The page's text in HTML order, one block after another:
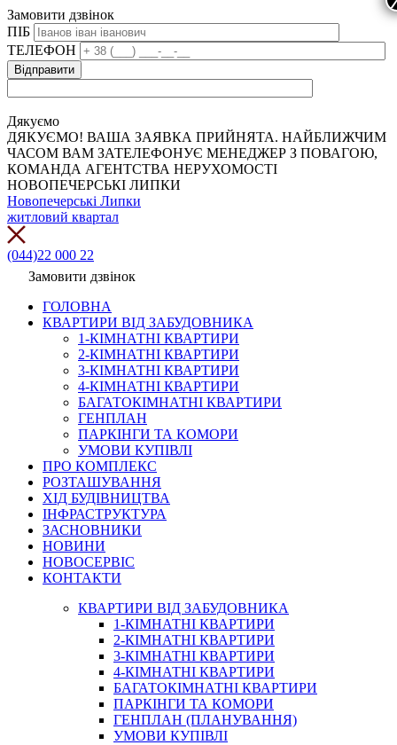
Замовити дзвінок
ПІБ
ТЕЛЕФОН
Дякуємо
ДЯКУЄМО! ВАША ЗАЯВКА ПРИЙНЯТА. НАЙБЛИЖЧИМ
ЧАСОМ ВАМ ЗАТЕЛЕФОНУЄ МЕНЕДЖЕР З ПОВАГОЮ,
КОМАНДА АГЕНТСТВА НЕРУХОМОСТІ
НОВОПЕЧЕРСЬКІ ЛИПКИ
Новопечерські Липки
житловий квартал
(044)22 000 22
Замовити дзвінок
ГОЛОВНА
КВАРТИРИ ВІД ЗАБУДОВНИКА
1-КІМНАТНІ КВАРТИРИ
2-КІМНАТНІ КВАРТИРИ
3-КІМНАТНІ КВАРТИРИ
4-КІМНАТНІ КВАРТИРИ
БАГАТОКІМНАТНІ КВАРТИРИ
ГЕНПЛАН
ПАРКІНГИ ТА КОМОРИ
УМОВИ КУПІВЛІ
ПРО КОМПЛЕКС
РОЗТАШУВАННЯ
ХІД БУДІВНИЦТВА
ІНФРАСТРУКТУРА
ЗАСНОВНИКИ
НОВИНИ
НОВОСЕРВІС
КОНТАКТИ
КВАРТИРИ ВІД ЗАБУДОВНИКА
1-КІМНАТНІ КВАРТИРИ
2-КІМНАТНІ КВАРТИРИ
3-КІМНАТНІ КВАРТИРИ
4-КІМНАТНІ КВАРТИРИ
БАГАТОКІМНАТНІ КВАРТИРИ
ПАРКІНГИ ТА КОМОРИ
ГЕНПЛАН (ПЛАНУВАННЯ)
УМОВИ КУПІВЛІ